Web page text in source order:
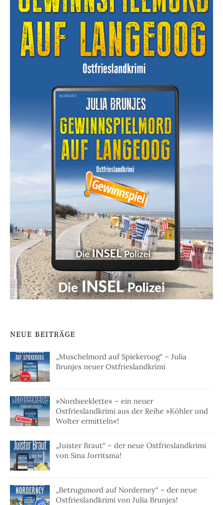
NEUE BEITRÄGE
„Muschelmord auf Spiekeroog“ – Julia
Brunjes neuer Ostfrieslandkrimi
»Nordseeklette« – ein neuer
Ostfrieslandkrimi aus der Reihe »Köhler und
Wolter ermitteln«!
„Juister Braut“ – der neue Ostfrieslandkrimi
von Sina Jorritsma!
„Betrugsmord auf Norderney“ – der neue
Ostfrieslandkrimi von Julia Brunjes!